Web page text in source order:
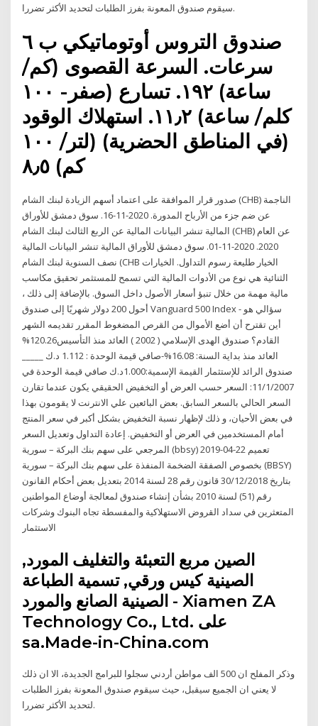
سيقوم صندوق المعونة بفرز الطلبات لتحديد الأكثر تضررا.
صندوق التروس أوتوماتيكي ب ٦
سرعات. السرعة القصوى (كم/
ساعة) ١٩٢. تسارع (صفر- ١٠٠
كلم/ ساعة) ١١٫٢. استهلاك الوقود
(في المناطق الحضرية) (لتر/ ١٠٠
كم) ٨٫٥
صدور قرار الموافقة على اعتماد أسهم الزيادة لبنك الشام (CHB) الناجمة
عن ضم جزء من الأرباح المدورة. 2020-11-16. سوق دمشق للأوراق
المالية تنشر البيانات المالية عن الربع الثالث لبنك الشام (CHB) عن العام
2020. 2020-11-01. سوق دمشق للأوراق المالية تنشر البيانات المالية
نصف السنوية لبنك الشام (CHB الخيار طليعة رسوم التداول. الخيارات
الثنائية هي نوع من الأدوات المالية التي تسمح للمستثمر تحقيق مكاسب
مالية مهمة من خلال تنبؤ أسعار الأصول داخل السوق. بالإضافة إلى ذلك ،
أحول 200 دولار شهريًا إلى صندوق Vanguard 500 Index - سؤالي هو
أين تقترح أن أضع الأموال من القرص المضغوط المقرر تقديمه الشهر
القادم؟ صندوق الهدى الإسلامي ( 2002 ) العائد منذ التأسيس120.26%
العائد منذ بداية السنة: 16.08%-صافي قيمة الوحدة : 1.112 د.ك _____
صندوق الرائد للإستثمار القيمة الإسمية:1.000د.ك صافي قيمة الوحدة في
11/1/2007: السعر حسب العرض أو التخفيض الحقيقي يكون عندما تقارن
السعر الحالي بالسعر السابق. بعض البائعين علي الانترنت لا يقومون بهذا
في بعض الأحيان، و ذلك لإظهار نسبة التخفيض بشكل أكبر في سعر المنتج
أمام المستخدمين في العرض أو التخفيض. إعادة التداول وتعديل السعر
المرجعي على سهم بنك البركة – سورية (bbsy) 2019-04-22 تعميم
بخصوص الصفقة الضخمة المنفذة على سهم بنك البركة – سورية (BBSY)
بتاريخ 30/12/2018 قانون رقم 28 لسنة 2014 بتعديل بعض أحكام القانون
رقم (51) لسنة 2010 بشأن إنشاء صندوق لمعالجة أوضاع المواطنين
المتعثرين في سداد القروض الاستهلاكية والمفسطة تجاه البنوك وشركات
الاستثمار
الصين مربع التعبئة والتغليف المورد,
الصينية كيس ورقي, تسمية الطباعة
الصينية الصانع والمورد - Xiamen ZA
Technology Co., Ltd. على
sa.Made-in-China.com
وذكر المفلح ان 500 الف مواطن أردني سجلوا للبرامج الجديدة، الا ان ذلك
لا يعني ان الجميع سيقبل، حيث سيقوم صندوق المعونة بفرز الطلبات
لتحديد الأكثر تضررا.